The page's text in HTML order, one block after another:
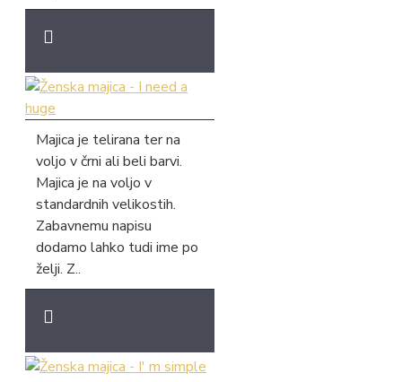
Majica je telirana ter na
voljo v črni ali beli barvi.
Majica je na voljo v
standardnih velikostih.
Zabavnemu napisu
dodamo lahko tudi ime po
želji. Z..